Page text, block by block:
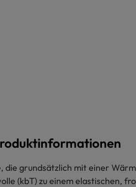
die grundsätzlich mit einer
(kbT) zu einem elastischen,